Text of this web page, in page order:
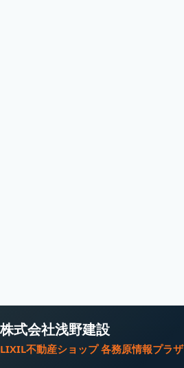
株式会社浅野建設
LIXIL不動産ショップ 各務原情報プラザ